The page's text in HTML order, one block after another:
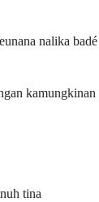
nalika badé
kamungkinan
tina